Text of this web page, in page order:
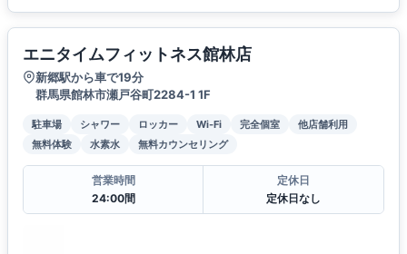
エニタイムフィットネス館林店
新郷駅から車で19分
群馬県館林市瀬戸谷町2284-1 1F
駐車場 シャワー ロッカー Wi-Fi 完全個室
他店舗利用
無料体験
水素水 無料カウンセリング
営業時間
24:00間
定休日
定休日なし